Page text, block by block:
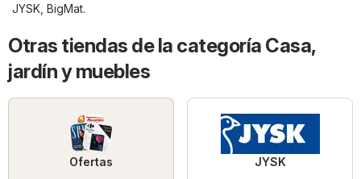
JYSK BigMat.
Otras tiendas de la categoría Casa,
jardín y muebles
Ofertas JYSK